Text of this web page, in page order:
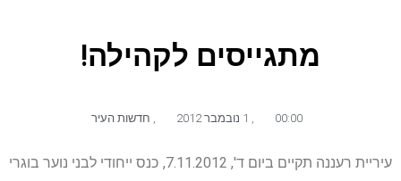
מתגייסים לקהילה!
00:00
,
, חדשות העיר
עיריית רעננה תקיים ביום ד', 7.11.2012, כנס ייחודי לבני נוער בוגרי